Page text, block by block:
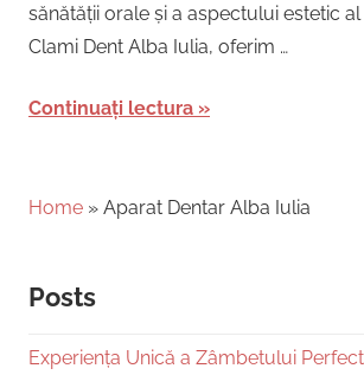
sănătății orale și a aspectului estetic
Clami Dent Alba Iulia, oferim …
Continuați lectura
Home » Aparat Dentar Alba Iulia
Posts
Experiența Unică a Zâmbetului